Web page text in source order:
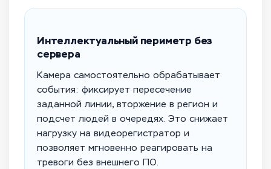
Интеллектуальный периметр без
сервера
Камера самостоятельно обрабатывает
события: фиксирует пересечение
заданной линии, вторжение в регион и
подсчет людей в очередях. Это снижает
нагрузку на видеорегистратор и
позволяет мгновенно реагировать на
тревоги без внешнего ПО.